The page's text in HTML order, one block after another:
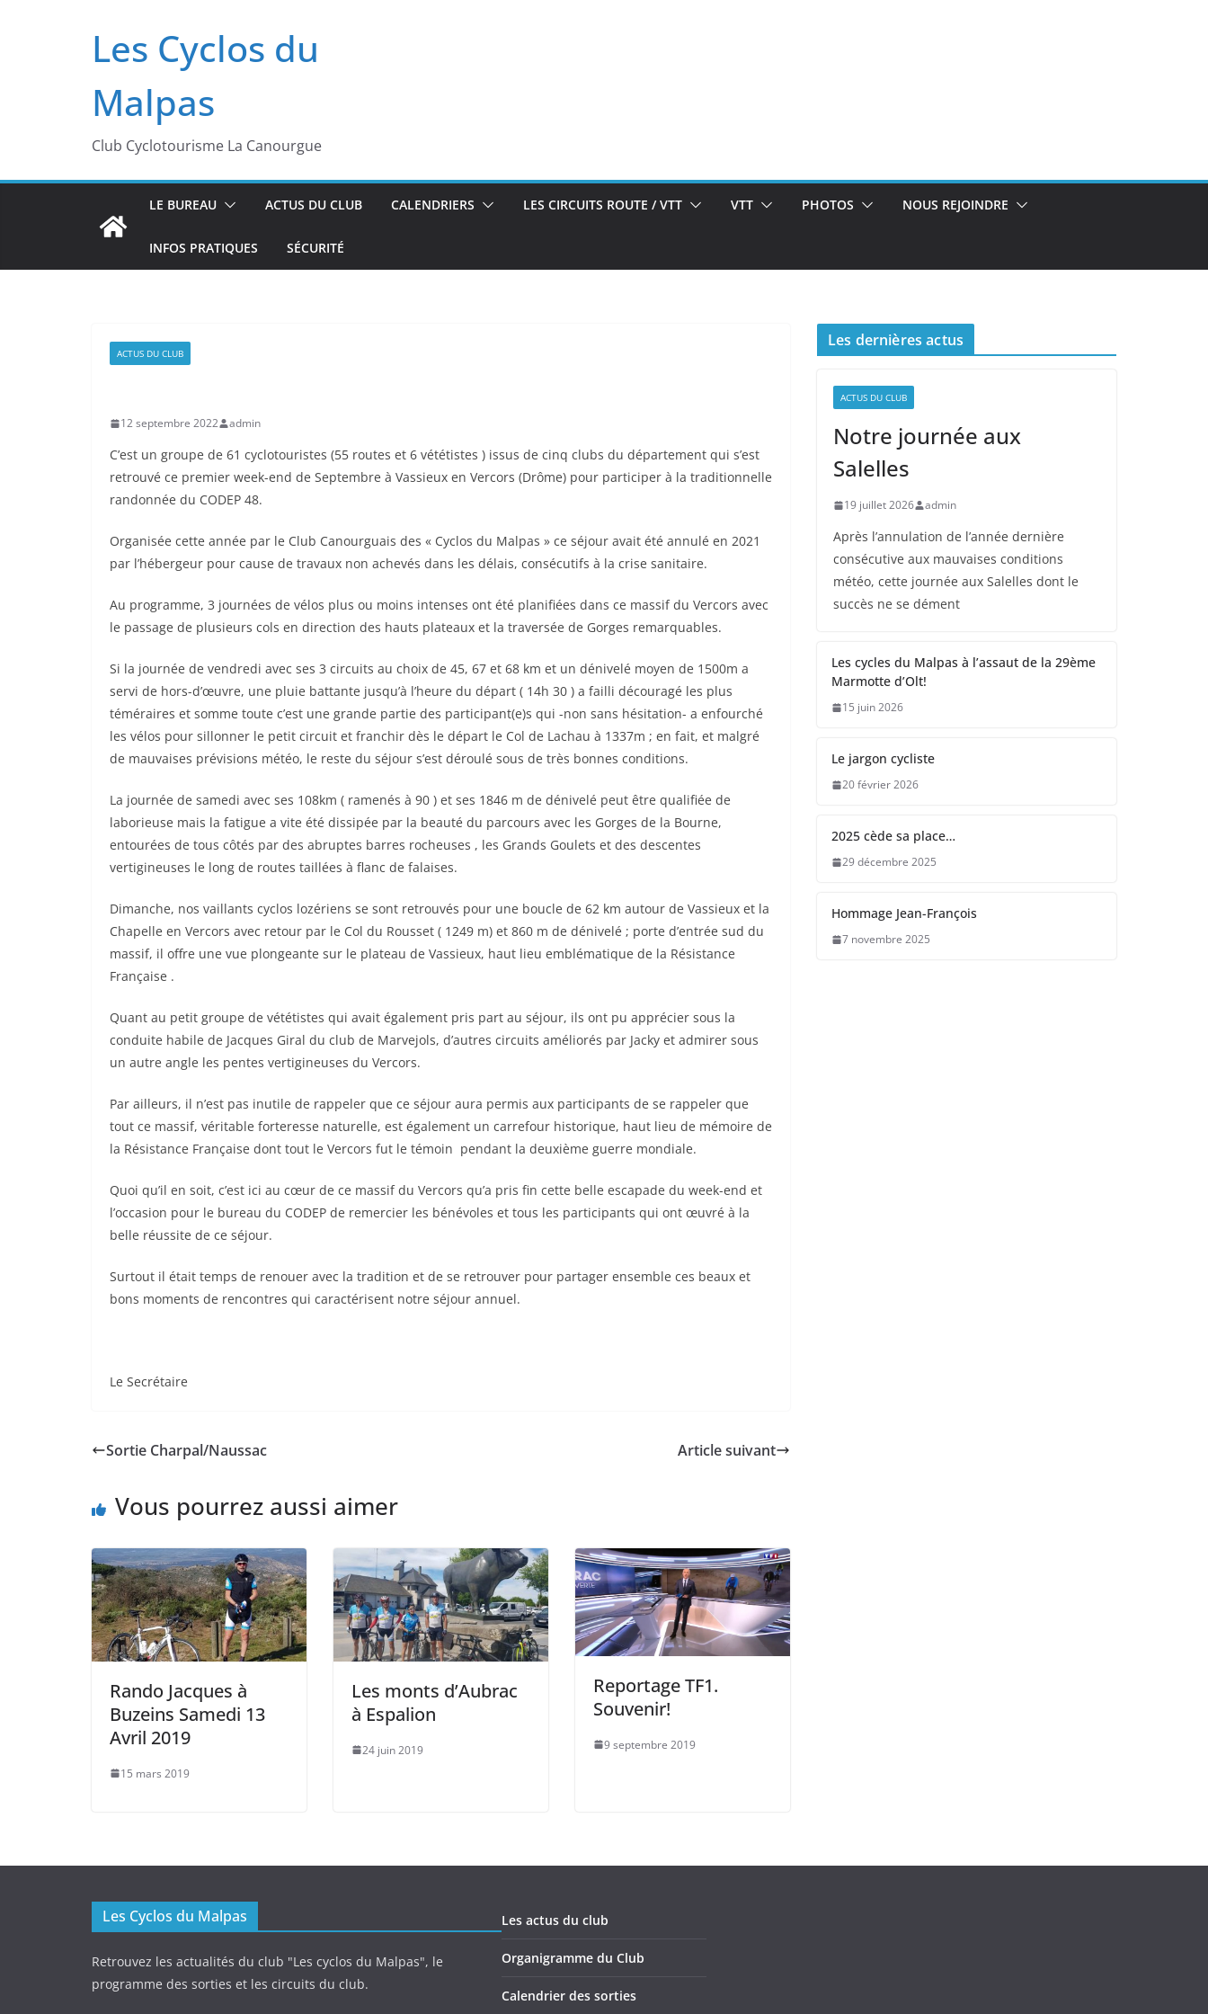
Les Cyclos du
Malpas
Club Cyclotourisme La Canourgue
LE BUREAU ACTUS DU CLUB CALENDRIERS LES CIRCUITS ROUTE / VTT VTT PHOTOS NOUS REJOINDRE
INFOS PRATIQUES SÉCURITÉ
ACTUS DU CLUB
12 septembre 2022 admin
C’est un groupe de 61 cyclotouristes (55 routes et 6 vététistes ) issus de cinq clubs du département qui s’est
retrouvé ce premier week-end de Septembre à Vassieux en Vercors (Drôme) pour participer à la traditionnelle
randonnée du CODEP 48.
Organisée cette année par le Club Canourguais des « Cyclos du Malpas » ce séjour avait été annulé en 2021
par l’hébergeur pour cause de travaux non achevés dans les délais, consécutifs à la crise sanitaire.
Au programme, 3 journées de vélos plus ou moins intenses ont été planifiées dans ce massif du Vercors avec
le passage de plusieurs cols en direction des hauts plateaux et la traversée de Gorges remarquables.
Si la journée de vendredi avec ses 3 circuits au choix de 45, 67 et 68 km et un dénivelé moyen de 1500m a
servi de hors-d’œuvre, une pluie battante jusqu’à l’heure du départ ( 14h 30 ) a failli découragé les plus
téméraires et somme toute c’est une grande partie des participant(e)s qui -non sans hésitation- a enfourché
les vélos pour sillonner le petit circuit et franchir dès le départ le Col de Lachau à 1337m ; en fait, et malgré
de mauvaises prévisions météo, le reste du séjour s’est déroulé sous de très bonnes conditions.
La journée de samedi avec ses 108km ( ramenés à 90 ) et ses 1846 m de dénivelé peut être qualifiée de
laborieuse mais la fatigue a vite été dissipée par la beauté du parcours avec les Gorges de la Bourne,
entourées de tous côtés par des abruptes barres rocheuses , les Grands Goulets et des descentes
vertigineuses le long de routes taillées à flanc de falaises.
Dimanche, nos vaillants cyclos lozériens se sont retrouvés pour une boucle de 62 km autour de Vassieux et la
Chapelle en Vercors avec retour par le Col du Rousset ( 1249 m) et 860 m de dénivelé ; porte d’entrée sud du
massif, il offre une vue plongeante sur le plateau de Vassieux, haut lieu emblématique de la Résistance
Française .
Quant au petit groupe de vététistes qui avait également pris part au séjour, ils ont pu apprécier sous la
conduite habile de Jacques Giral du club de Marvejols, d’autres circuits améliorés par Jacky et admirer sous
un autre angle les pentes vertigineuses du Vercors.
Par ailleurs, il n’est pas inutile de rappeler que ce séjour aura permis aux participants de se rappeler que
tout ce massif, véritable forteresse naturelle, est également un carrefour historique, haut lieu de mémoire de
la Résistance Française dont tout le Vercors fut le témoin pendant la deuxième guerre mondiale.
Quoi qu’il en soit, c’est ici au cœur de ce massif du Vercors qu’a pris fin cette belle escapade du week-end et
l’occasion pour le bureau du CODEP de remercier les bénévoles et tous les participants qui ont œuvré à la
belle réussite de ce séjour.
Surtout il était temps de renouer avec la tradition et de se retrouver pour partager ensemble ces beaux et
bons moments de rencontres qui caractérisent notre séjour annuel.
Le Secrétaire
Sortie Charpal/Naussac Article suivant
Vous pourrez aussi aimer
Rando Jacques à
Buzeins Samedi 13
Avril 2019
15 mars 2019
Les monts d’Aubrac
à Espalion
24 juin 2019
Reportage TF1.
Souvenir!
9 septembre 2019
Les dernières actus
ACTUS DU CLUB
Notre journée aux
Salelles
19 juillet 2026 admin
Après l’annulation de l’année dernière
consécutive aux mauvaises conditions
météo, cette journée aux Salelles dont le
succès ne se dément
Les cycles du Malpas à l’assaut de la 29ème
Marmotte d’Olt!
15 juin 2026
Le jargon cycliste
20 février 2026
2025 cède sa place…
29 décembre 2025
Hommage Jean-François
7 novembre 2025
Les Cyclos du Malpas
Retrouvez les actualités du club "Les cyclos du Malpas", le
programme des sorties et les circuits du club.
Les actus du club
Organigramme du Club
Calendrier des sorties